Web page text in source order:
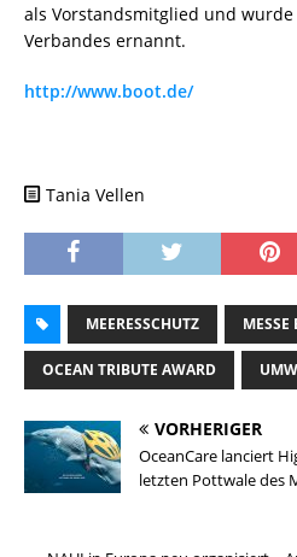
als Vorstandsmitglied und
Verbandes ernannt.
http://www.boot.de/
Tania Vellen
MEERESSCHUTZ
OCEAN TRIBUTE AWARD
VORHERIGER
OceanCare lanciert
letzten Pottwale des